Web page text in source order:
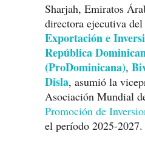
Sharjah, Emiratos
directora ejecutiva del
Exportación e
República
(ProDominicana),
Disla, asumió la
Asociación Mundial
Promoción de
el período 2025-2027.